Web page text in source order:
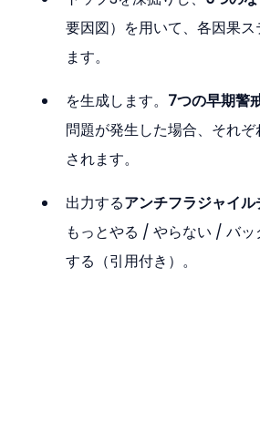
要因図）を用いて、各因果
ます。
を生成します。 7つの早期警
問題が発生した場合、それ
されます。
出力するアンチフラジャイ
もっとやる / やらない / バッ
する（引用付き）。